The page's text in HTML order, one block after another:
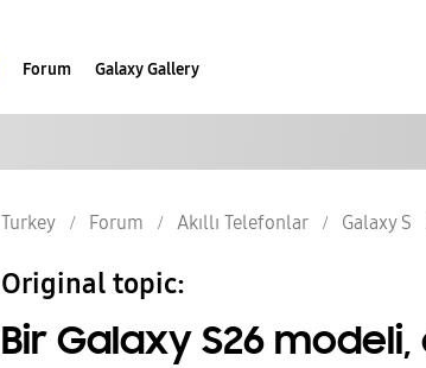
Forum Galaxy Gallery
Turkey Forum Akıllı Telefonlar Galaxy S
Original topic:
Bir Galaxy S26